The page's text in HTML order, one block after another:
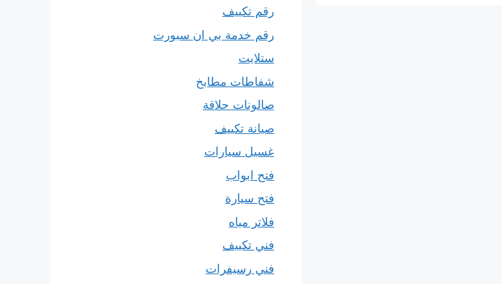
رقم تكييف
رقم خدمة بي ان سبورت
ستلايت
شفاطات مطابخ
صالونات حلاقة
صيانة تكييف
غسيل سيارات
فتح ابواب
فتح سيارة
فلاتر مياه
فني تكييف
فني رسيفرات